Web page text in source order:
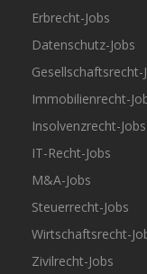
Erbrecht-Jobs
Datenschutz-Jobs
Gesellschaftsrecht-
Immobilienrecht-
Insolvenzrecht-Jobs
IT-Recht-Jobs
M&A-Jobs
Steuerrecht-Jobs
Wirtschaftsrecht-
Zivilrecht-Jobs